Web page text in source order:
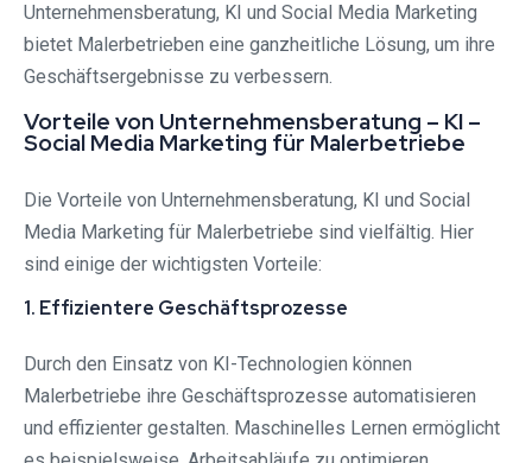
Unternehmensberatung, KI und Social Media Marketing
bietet Malerbetrieben eine ganzheitliche Lösung, um ihre
Geschäftsergebnisse zu verbessern.
Vorteile von Unternehmensberatung – KI –
Social Media Marketing für Malerbetriebe
Die Vorteile von Unternehmensberatung, KI und Social
Media Marketing für Malerbetriebe sind vielfältig. Hier
sind einige der wichtigsten Vorteile:
1. Effizientere Geschäftsprozesse
Durch den Einsatz von KI-Technologien können
Malerbetriebe ihre Geschäftsprozesse automatisieren
und effizienter gestalten. Maschinelles Lernen ermöglicht